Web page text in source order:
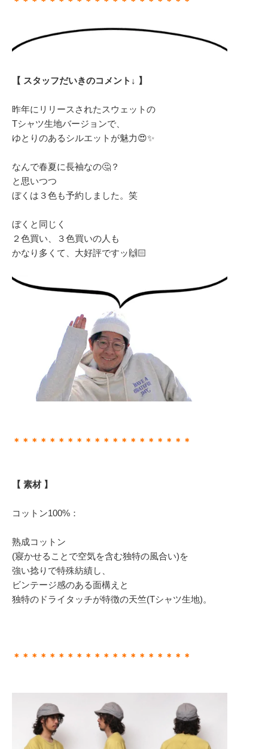
【 スタッフだいきのコメント↓ 】
昨年にリリースされたスウェットの
Tシャツ生地バージョンで、
ゆとりのあるシルエットが魅力😍✨
なんで春夏に長袖なの🤔？
と思いつつ
ぼくは３色も予約しました。笑
ぼくと同じく
２色買い、３色買いの人も
かなり多くて、大好評ですッ🙌🏻
＊＊＊＊＊＊＊＊＊＊＊＊＊＊＊＊＊＊＊＊
【 素材 】
コットン100%：
熟成コットン
(寢かせることで空気を含む独特の風合い)を
強い捻りで特殊紡績し、
ビンテージ感のある面構えと
独特のドライタッチが特徴の天竺(Tシャツ生地)。
＊＊＊＊＊＊＊＊＊＊＊＊＊＊＊＊＊＊＊＊